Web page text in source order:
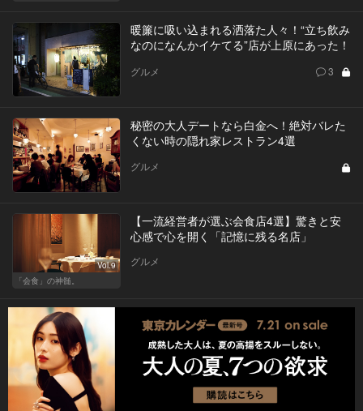
暖簾に吸い込まれる洒落た人々！“立ち飲み
なのになんかイケてる”店が上原にあった！
グルメ 3
秘密の大人デートなら白金へ！絶対バレた
くない時の隠れ家レストラン4選
グルメ
Vol.9
「会食」の神髄。
【一流経営者が選ぶ会食店4選】驚きと安
心感で心を開く「記憶に残る名店」
グルメ